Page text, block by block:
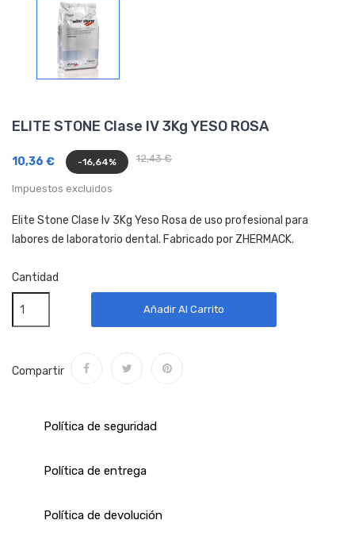
ELITE STONE Clase IV 3Kg YESO ROSA
12,43 €
10,36 € -16,64%
Impuestos excluidos
Elite Stone Clase Iv 3Kg Yeso Rosa de uso profesional para
labores de laboratorio dental. Fabricado por ZHERMACK.
Cantidad
Añadir Al Carrito
Compartir
Política de seguridad
Política de entrega
Política de devolución